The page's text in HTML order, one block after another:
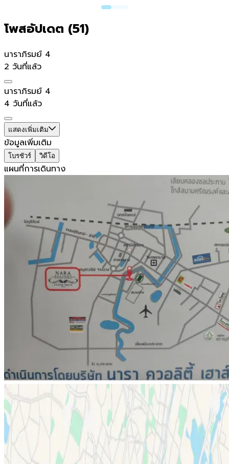
โพสอัปเดต (51)
นาราภิรมย์ 4
2 วันที่แล้ว
นาราภิรมย์ 4
4 วันที่แล้ว
แสดงเพิ่มเติม
ข้อมูลเพิ่มเติม
โบรชัวร์ วิดีโอ
แผนที่การเดินทาง